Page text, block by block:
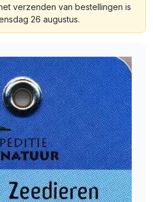
verzenden van bestellingen is
26 augustus.